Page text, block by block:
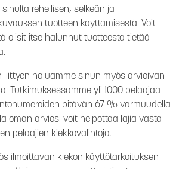
rehellisen, selkeän ja
tuotteen käyttämisestä. Voit
olisit itse halunnut tuotteesta tietää
liittyen haluamme sinun myös arvioivan
Tutkimuksessamme yli 1000 pelaajaa
pitävän 67 % varmuudella
oman arviosi voit helpottaa lajia vasta
pelaajien kiekkovalintoja.
ilmoittavan kiekon käyttötarkoituksen